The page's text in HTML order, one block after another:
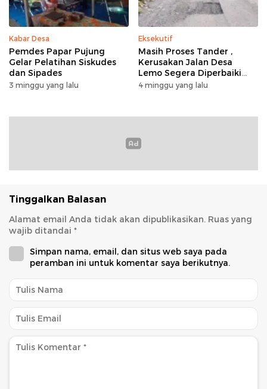
Kabar Desa
Pemdes Papar Pujung
Gelar Pelatihan Siskudes
dan Sipades
3 minggu yang lalu
Eksekutif
Masih Proses Tander ,
Kerusakan Jalan Desa
Lemo Segera Diperbaiki
Tahun Ini
4 minggu yang lalu
Tinggalkan Balasan
Alamat email Anda tidak akan dipublikasikan. Ruas yang
wajib ditandai *
Simpan nama, email, dan situs web saya pada
peramban ini untuk komentar saya berikutnya.